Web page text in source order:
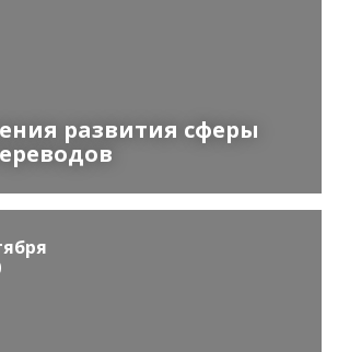
развития сферы